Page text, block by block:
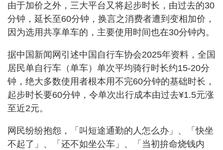
由于加价之外，三大平台又将起步时长，由过去的30
分钟，延长至60分钟，换言之消费者遭到变相加价，
因为选用共享单车的，主要使用时间也在30分钟内。
据中国新闻网引述中国自行车协会2025年资料，全国
居民单自行车（单车）单次平均骑行时长约15-20分
钟，绝大多数使用者根本用不完60分钟的基础时长，
起步时长要60分钟，令单次出行成本由过去¥1.5元涨
至近2元。
网民纷纷抱怨，「叫短途通勤的人怎么办」、「快坐
不起了」、「还不如坐公车」、「当初拚命烧钱内